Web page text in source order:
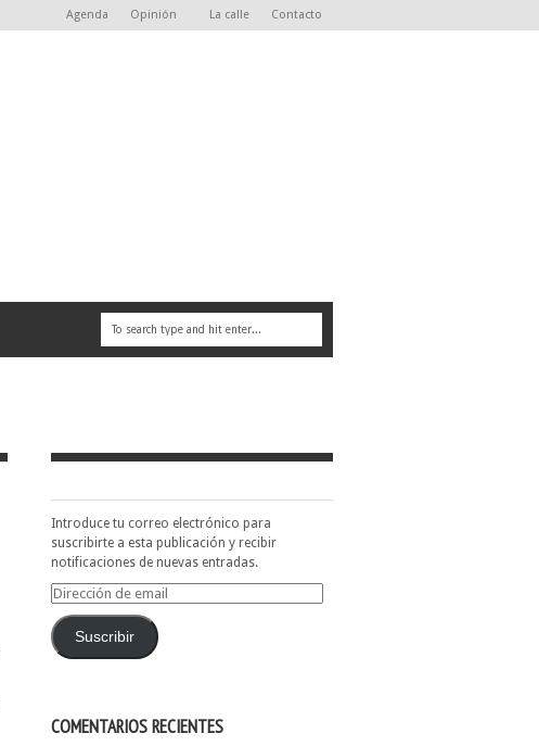
Agenda Opinión La calle Contacto
Introduce tu correo electrónico para
suscribirte a esta publicación y recibir
notificaciones de nuevas entradas.
Dirección
emailSuscribir
COMENTARIOS RECIENTES